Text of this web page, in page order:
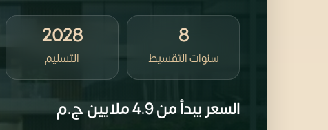
8
سنوات التقسيط
2028
التسليم
السعر يبدأ من4.9 ملايين ج.م